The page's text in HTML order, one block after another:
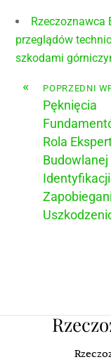
Rzeczoznawca
przeglądów
szkodami
« POPRZEDNI
Pęknięcia
Rola
Budowlanej